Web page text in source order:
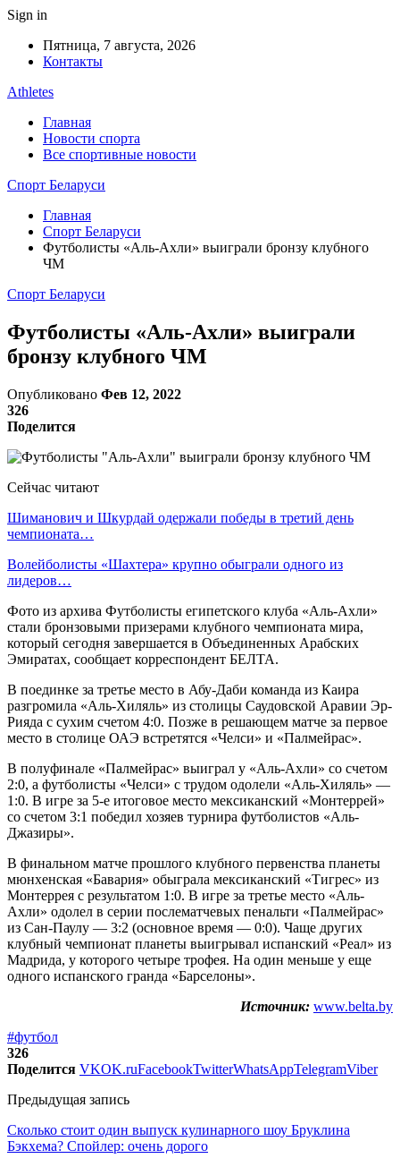
Sign in
Пятница, 7 августа, 2026
Контакты
Athletes
Главная
Новости спорта
Все спортивные новости
Спорт Беларуси
Главная
Спорт Беларуси
Футболисты «Аль-Ахли» выиграли бронзу клубного
ЧМ
Спорт Беларуси
Футболисты «Аль-Ахли» выиграли
бронзу клубного ЧМ
Опубликовано Фев 12, 2022
326
Поделится
Сейчас читают
Шиманович и Шкурдай одержали победы в третий день
чемпионата…
Волейболисты «Шахтера» крупно обыграли одного из
лидеров…
Фото из архива Футболисты египетского клуба «Аль-Ахли»
стали бронзовыми призерами клубного чемпионата мира,
который сегодня завершается в Объединенных Арабских
Эмиратах, сообщает корреспондент БЕЛТА.
В поединке за третье место в Абу-Даби команда из Каира
разгромила «Аль-Хиляль» из столицы Саудовской Аравии Эр-
Рияда с сухим счетом 4:0. Позже в решающем матче за первое
место в столице ОАЭ встретятся «Челси» и «Палмейрас».
В полуфинале «Палмейрас» выиграл у «Аль-Ахли» со счетом
2:0, а футболисты «Челси» с трудом одолели «Аль-Хиляль» —
1:0. В игре за 5-е итоговое место мексиканский «Монтеррей»
со счетом 3:1 победил хозяев турнира футболистов «Аль-
Джазиры».
В финальном матче прошлого клубного первенства планеты
мюнхенская «Бавария» обыграла мексиканский «Тигрес» из
Монтеррея с результатом 1:0. В игре за третье место «Аль-
Ахли» одолел в серии послематчевых пенальти «Палмейрас»
из Сан-Паулу — 3:2 (основное время — 0:0). Чаще других
клубный чемпионат планеты выигрывал испанский «Реал» из
Мадрида, у которого четыре трофея. На один меньше у еще
одного испанского гранда «Барселоны».
Источник: www.belta.by
#футбол
326
Поделится VKOK.ruFacebookTwitterWhatsAppTelegramViber
Предыдущая запись
Сколько стоит один выпуск кулинарного шоу Бруклина
Бэкхема? Спойлер: очень дорого